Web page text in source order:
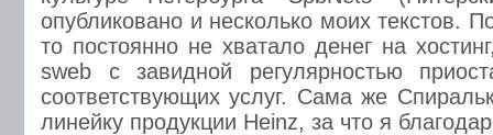
опубликовано и несколько моих текстов.
то постоянно не хватало денег на
sweb с завидной регулярностью
соответствующих услуг. Сама же
линейку продукции Heinz, за что я